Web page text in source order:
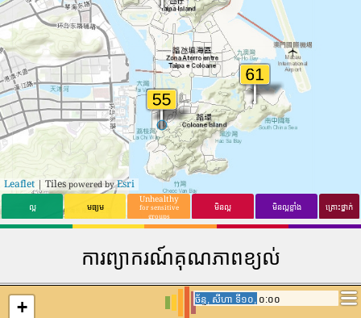
Leaflet | Tilespowered by Esri
ល្អ មធ្យម
Unhealthy
for sensitive
groups
មិនល្អ មិនល្អខ្លាំង គ្រោះថ្នាក់
ការព្យាករណ៍គុណភាពខ្យល់
ច័ន្ទ, សីហា ទី១០, ១៧:០០
ច័ន្ទ, សីហា ទី១០, ១៧:០០
+